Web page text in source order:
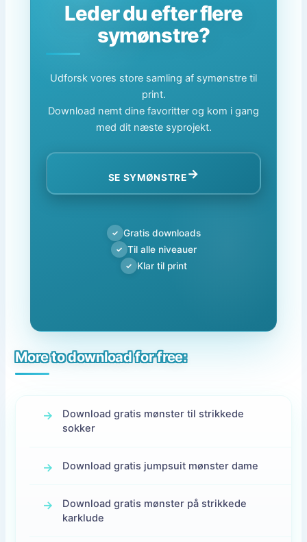
Leder du efter flere
symønstre?
Udforsk vores store samling af symønstre til
print.
Download nemt dine favoritter og kom i gang
med dit næste syprojekt.
SE SYMØNSTRE→
✓ Gratis downloads
✓ Til alle niveauer
✓ Klar til print
More to download for free:
Download gratis mønster til strikkede
sokker
Download gratis jumpsuit mønster dame
Download gratis mønster på strikkede
karklude